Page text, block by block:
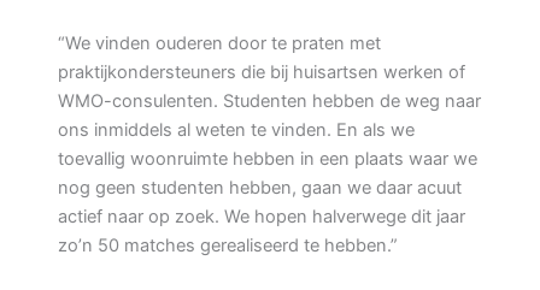
“We vinden ouderen door te praten met
praktijkondersteuners die bij huisartsen werken of
WMO-consulenten. Studenten hebben de weg naar
ons inmiddels al weten te vinden. En als we
toevallig woonruimte hebben in een plaats waar we
nog geen studenten hebben, gaan we daar acuut
actief naar op zoek. We hopen halverwege dit jaar
zo’n 50 matches gerealiseerd te hebben.”